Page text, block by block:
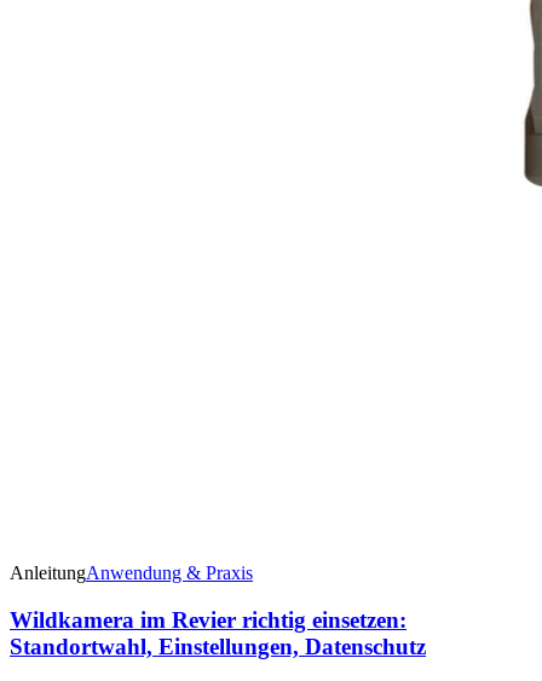
AnleitungAnwendung & Praxis
Wildkamera im Revier richtig einsetzen:
Standortwahl, Einstellungen, Datenschutz